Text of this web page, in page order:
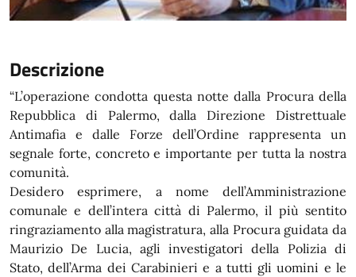
Descrizione
“L’operazione condotta questa notte dalla Procura della
Repubblica di Palermo, dalla Direzione Distrettuale
Antimafia e dalle Forze dell’Ordine rappresenta un
segnale forte, concreto e importante per tutta la nostra
comunità.
Desidero esprimere, a nome dell’Amministrazione
comunale e dell’intera città di Palermo, il più sentito
ringraziamento alla magistratura, alla Procura guidata da
Maurizio De Lucia, agli investigatori della Polizia di
Stato, dell’Arma dei Carabinieri e a tutti gli uomini e le